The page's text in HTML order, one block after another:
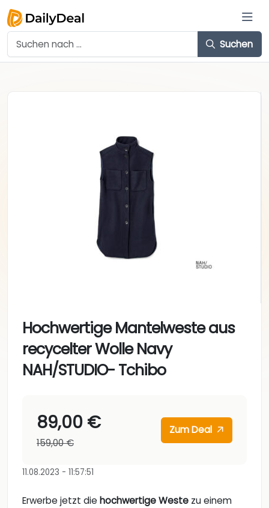
Suchen
Hochwertige Mantelweste aus
recycelter Wolle Navy
NAH/STUDIO- Tchibo
89,00 €
159,00 €
Zum Deal
11.08.2023 - 11:57:51
Erwerbe jetzt die hochwertige Weste zu einem